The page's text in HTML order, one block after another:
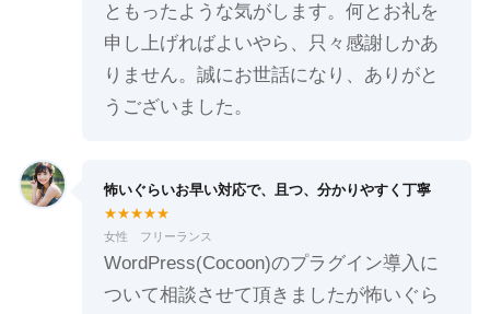
ともったような気がします。何とお礼を
申し上げればよいやら、只々感謝しかあ
りません。誠にお世話になり、ありがと
うございました。
怖いぐらいお早い対応で、且つ、分かりやすく丁寧
★★★★★
女性 フリーランス
WordPress(Cocoon)のプラグイン導入に
ついて相談させて頂きましたが怖いぐら